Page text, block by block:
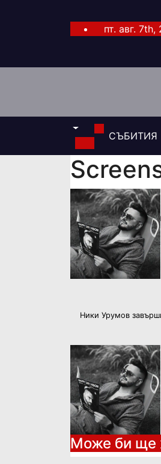
пт. авг. 7th,
СЪБИТИЯ
Ники Урумов
Може би ще